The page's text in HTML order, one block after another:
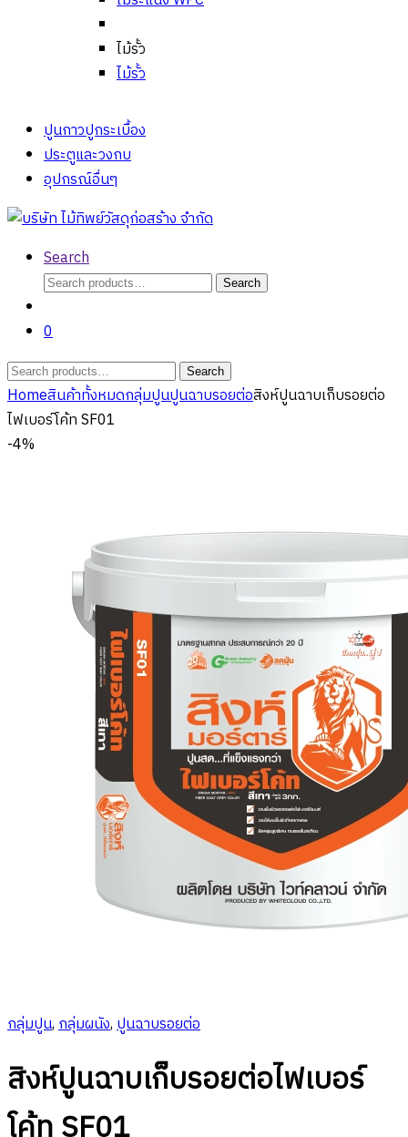
ไม้รั้ว
ไม้รั้ว
ปูนกาวปูกระเบื้อง
ประตูและวงกบ
อุปกรณ์อื่นๆ
Search
Search
Search
0
Search
for:
Search
Homeสินค้าทั้งหมดกลุ่มปูนปูนฉาบรอยต่อสิงห์ปูนฉาบเก็บรอยต่อ
ไฟเบอร์โค้ท SF01
-4%
กลุ่มปูน,กลุ่มผนัง,ปูนฉาบรอยต่อ
สิงห์ปูนฉาบเก็บรอยต่อไฟเบอร์